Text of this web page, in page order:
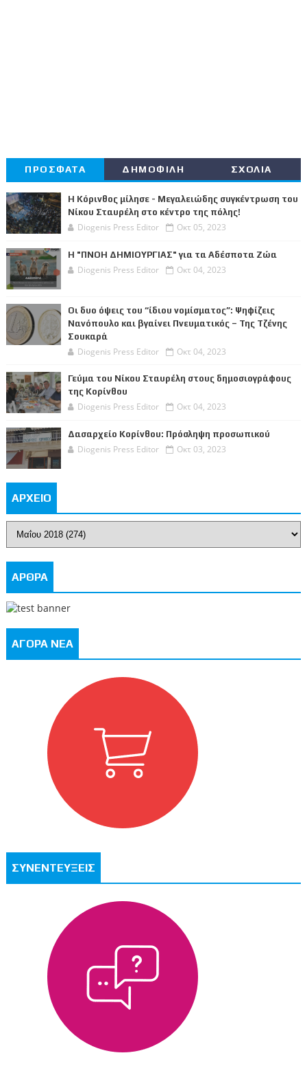
ΠΡΟΣΦΑΤΑ ΔΗΜΟΦΙΛΗ ΣΧΟΛΙΑ
Η Κόρινθος μίλησε - Μεγαλειώδης συγκέντρωση του
Νίκου Σταυρέλη στο κέντρο της πόλης!
Diogenis Press Editor Οκτ 05, 2023
Η "ΠΝΟΗ ΔΗΜΙΟΥΡΓΙΑΣ" για τα Αδέσποτα Ζώα
Diogenis Press Editor Οκτ 04, 2023
Οι δυο όψεις του “ίδιου νομίσματος”: Ψηφίζεις
Νανόπουλο και βγαίνει Πνευματικός – Της Τζένης
Σουκαρά
Diogenis Press Editor Οκτ 04, 2023
Γεύμα του Νίκου Σταυρέλη στους δημοσιογράφους
της Κορίνθου
Diogenis Press Editor Οκτ 04, 2023
Δασαρχείο Κορίνθου: Πρόσληψη προσωπικού
Diogenis Press Editor Οκτ 03, 2023
ΑΡΧΕΙΟ
ΑΡΘΡΑ
ΑΓΟΡΑ ΝΕΑ
ΣΥΝΕΝΤΕΥΞΕΙΣ